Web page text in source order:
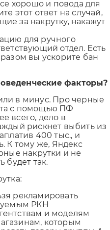
хорошо и повода для
этот ответ на случай,
за накрутку, накажут
для ручного
отдел. Есть
вы ускорите бан
факторы?
в минус. Про черные
с помощью ПФ
всего, дело в
рискнет выбить из
400 тыс., и
К тому же, Яндекс
накрутки и не
будет так.
рекламировать
РКН
и моделям
которым